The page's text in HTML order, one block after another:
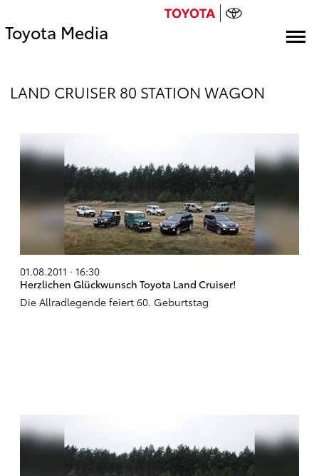
Toyota Media
LAND CRUISER 80 STATION WAGON
01.08.2011 · 16:30
Herzlichen Glückwunsch Toyota Land Cruiser!
Die Allradlegende feiert 60. Geburtstag